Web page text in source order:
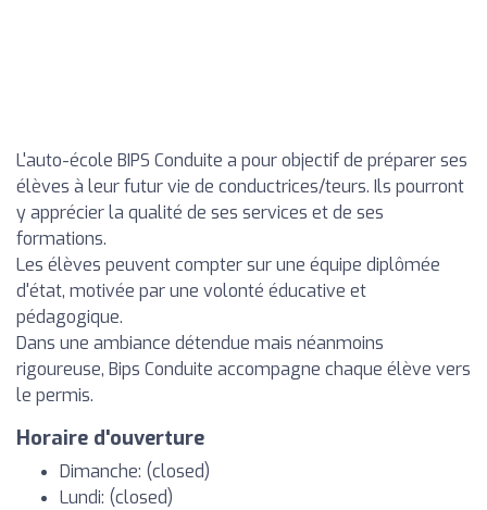
L'auto-école BIPS Conduite a pour objectif de préparer ses
élèves à leur futur vie de conductrices/teurs. Ils pourront
y apprécier la qualité de ses services et de ses
formations.
Les élèves peuvent compter sur une équipe diplômée
d'état, motivée par une volonté éducative et
pédagogique.
Dans une ambiance détendue mais néanmoins
rigoureuse, Bips Conduite accompagne chaque élève vers
le permis.
Horaire d'ouverture
Dimanche: (closed)
Lundi: (closed)